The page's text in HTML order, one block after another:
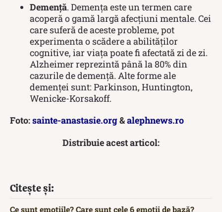
Demență. Demența este un termen care
acoperă o gamă largă afecțiuni mentale. Cei
care suferă de aceste probleme, pot
experimenta o scădere a abilităților
cognitive, iar viața poate fi afectată zi de zi.
Alzheimer reprezintă până la 80% din
cazurile de demență. Alte forme ale
demenței sunt: Parkinson, Huntington,
Wenicke-Korsakoff.
Foto:sainte-anastasie.org&alephnews.ro
Distribuie acest articol:
Citește și:
Ce sunt emoțiile? Care sunt cele 6 emoții de bază?